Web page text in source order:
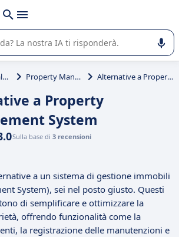
nell'utilizzo o nella scelta di un
vostra azienda.
Gestionale immobiliare Property Management System Alternative a Property Management System
a Property
System
Sulla base di 3 recensioni
a un sistema di gestione immobili
System), sei nel posto giusto. Questi
di semplificare e ottimizzare la
offrendo funzionalità come la
la registrazione delle manutenzioni e